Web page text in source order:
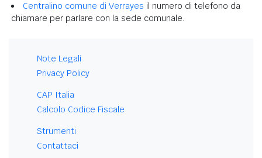
Centralino comune di Verrayes il numero di telefono da
chiamare per parlare con la sede comunale.
Note Legali
Privacy Policy
CAP Italia
Calcolo Codice Fiscale
Strumenti
Contattaci